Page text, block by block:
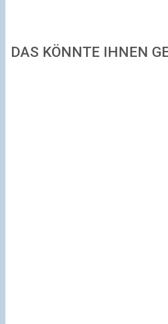
DAS KÖNNTE IHNEN